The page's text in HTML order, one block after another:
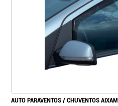
AUTO PARAVENTOS / CHUVENTOS
Continuar a